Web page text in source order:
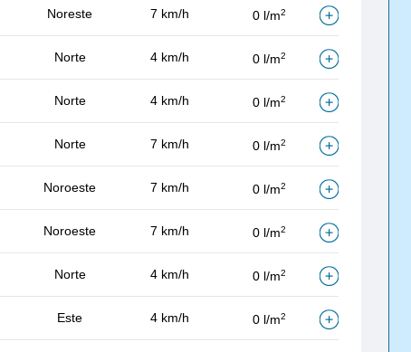
Noreste 7 km/h 0 l/m2
Norte 4 km/h 0 l/m2
Norte 4 km/h 0 l/m2
Norte 7 km/h 0 l/m2
Noroeste 7 km/h 0 l/m2
Noroeste 7 km/h 0 l/m2
Norte 4 km/h 0 l/m2
Este 4 km/h 0 l/m2